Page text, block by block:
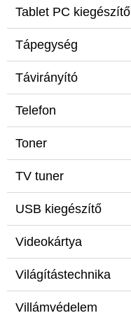
Tablet PC kiegészítő
Tápegység
Távirányító
Telefon
Toner
TV tuner
USB kiegészítő
Videokártya
Világítástechnika
Villámvédelem